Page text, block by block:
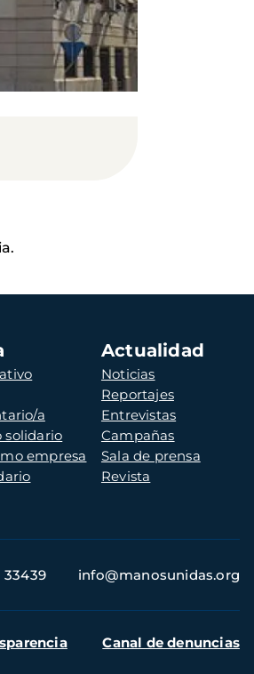
a
solidario
empresa
Actualidad
Noticias
Reportajes
Entrevistas
Campañas
Sala de prensa
Revista
33439 info@manosunidas.org
Canal de denuncias